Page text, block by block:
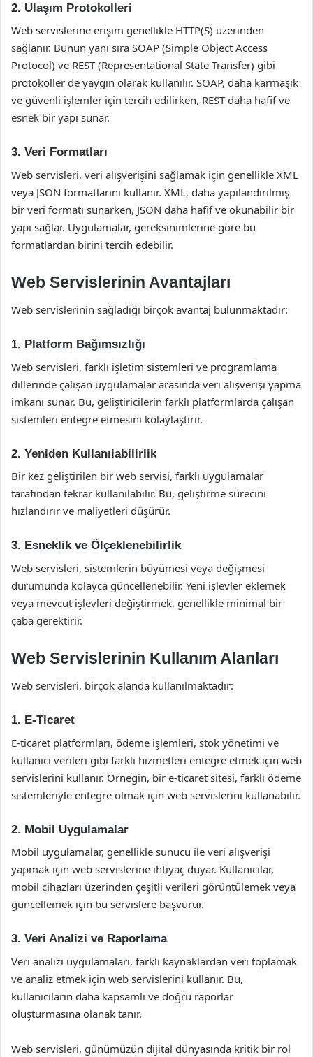
2. Ulaşım Protokolleri
Web servislerine erişim genellikle HTTP(S) üzerinden
sağlanır. Bunun yanı sıra SOAP (Simple Object Access
Protocol) ve REST (Representational State Transfer) gibi
protokoller de yaygın olarak kullanılır. SOAP, daha karmaşık
ve güvenli işlemler için tercih edilirken, REST daha hafif ve
esnek bir yapı sunar.
3. Veri Formatları
Web servisleri, veri alışverişini sağlamak için genellikle XML
veya JSON formatlarını kullanır. XML, daha yapılandırılmış
bir veri formatı sunarken, JSON daha hafif ve okunabilir bir
yapı sağlar. Uygulamalar, gereksinimlerine göre bu
formatlardan birini tercih edebilir.
Web Servislerinin Avantajları
Web servislerinin sağladığı birçok avantaj bulunmaktadır:
1. Platform Bağımsızlığı
Web servisleri, farklı işletim sistemleri ve programlama
dillerinde çalışan uygulamalar arasında veri alışverişi yapma
imkanı sunar. Bu, geliştiricilerin farklı platformlarda çalışan
sistemleri entegre etmesini kolaylaştırır.
2. Yeniden Kullanılabilirlik
Bir kez geliştirilen bir web servisi, farklı uygulamalar
tarafından tekrar kullanılabilir. Bu, geliştirme sürecini
hızlandırır ve maliyetleri düşürür.
3. Esneklik ve Ölçeklenebilirlik
Web servisleri, sistemlerin büyümesi veya değişmesi
durumunda kolayca güncellenebilir. Yeni işlevler eklemek
veya mevcut işlevleri değiştirmek, genellikle minimal bir
çaba gerektirir.
Web Servislerinin Kullanım Alanları
Web servisleri, birçok alanda kullanılmaktadır:
1. E-Ticaret
E-ticaret platformları, ödeme işlemleri, stok yönetimi ve
kullanıcı verileri gibi farklı hizmetleri entegre etmek için web
servislerini kullanır. Örneğin, bir e-ticaret sitesi, farklı ödeme
sistemleriyle entegre olmak için web servislerini kullanabilir.
2. Mobil Uygulamalar
Mobil uygulamalar, genellikle sunucu ile veri alışverişi
yapmak için web servislerine ihtiyaç duyar. Kullanıcılar,
mobil cihazları üzerinden çeşitli verileri görüntülemek veya
güncellemek için bu servislere başvurur.
3. Veri Analizi ve Raporlama
Veri analizi uygulamaları, farklı kaynaklardan veri toplamak
ve analiz etmek için web servislerini kullanır. Bu,
kullanıcıların daha kapsamlı ve doğru raporlar
oluşturmasına olanak tanır.
Web servisleri, günümüzün dijital dünyasında kritik bir rol